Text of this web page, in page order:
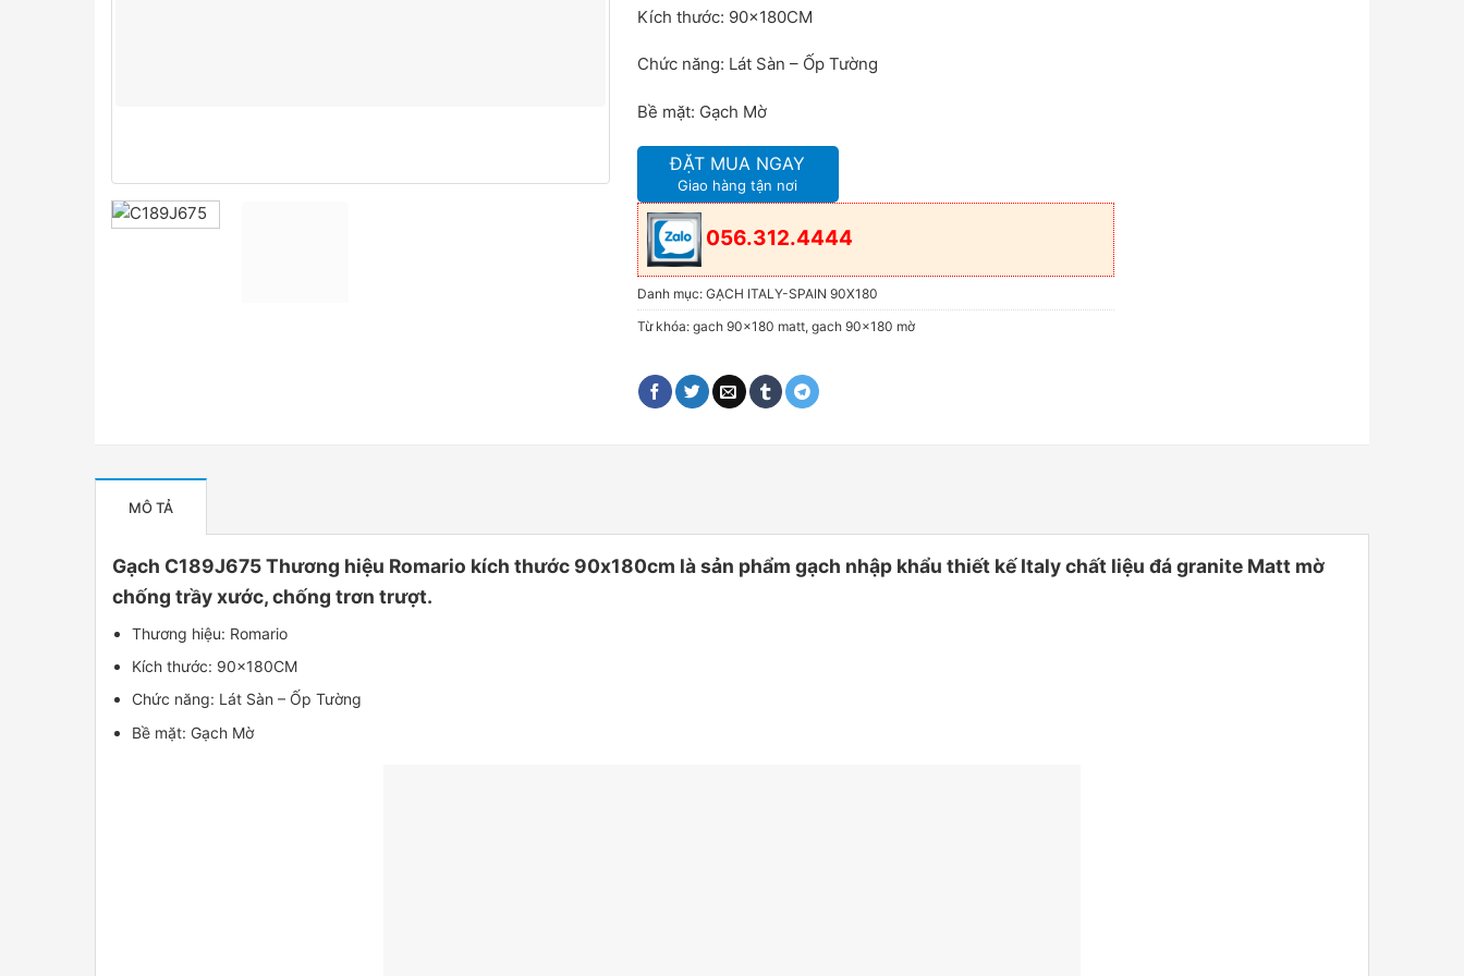
Kích thước: 90x180CM
Chức năng: Lát Sàn – Ốp Tường
Bề mặt: Gạch Mờ
ĐẶT MUA NGAY
Giao hàng tận nơi
056.312.4444
Danh mục: GẠCH ITALY-SPAIN 90X180
Từ khóa: gach 90x180 matt, gach 90x180 mờ
MÔ TẢ
Gạch C189J675 Thương hiệu Romario kích thước 90x180cm là sản phẩm gạch nhập khẩu thiết kế Italy chất liệu đá granite Matt mờ
chống trầy xước, chống trơn trượt.
Thương hiệu: Romario
Kích thước: 90x180CM
Chức năng: Lát Sàn – Ốp Tường
Bề mặt: Gạch Mờ